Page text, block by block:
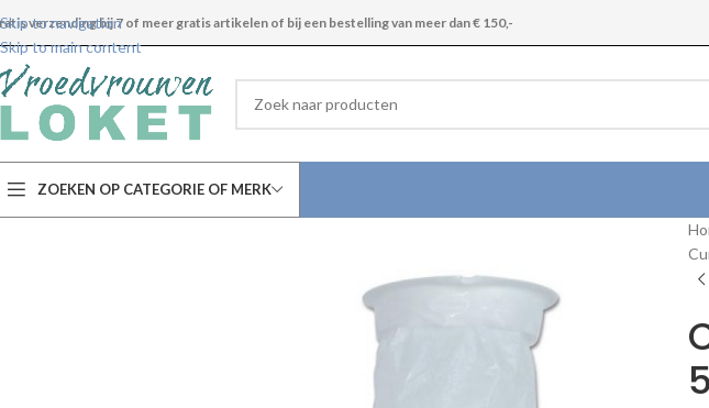
Skip to navigation
Skip to main content
verzending bij 7 of meer gratis artikelen of bij een bestelling van meer dan € 150,-
ZOEKEN OP CATEGORIE OF MERK